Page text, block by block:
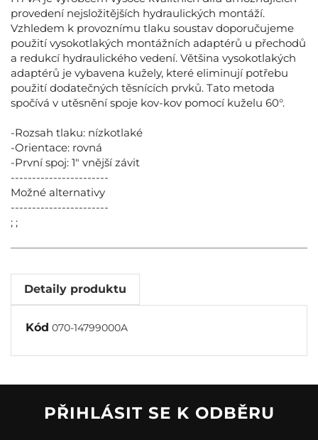
provedení nejsložitějších hydraulických montáží.
Vzhledem k provoznímu tlaku soustav doporučujeme
použití vysokotlakých montážních adaptérů u přechodů
a redukcí hydraulického vedení. Většina vysokotlakých
adaptérů je vybavena kužely, které eliminují potřebu
použití dodatečných těsnících prvků. Tato metoda
spočívá v utěsnění spoje kov-kov pomocí kuželu 60°.
-Rozsah tlaku: nízkotlaké
-Orientace: rovná
-První spoj: 1" vnější závit
-----------------------
Možné alternativy
-----------------------
; ;
Detaily produktu
Kód 070-14799000A
PŘIHLÁSIT SE K ODBĚRU